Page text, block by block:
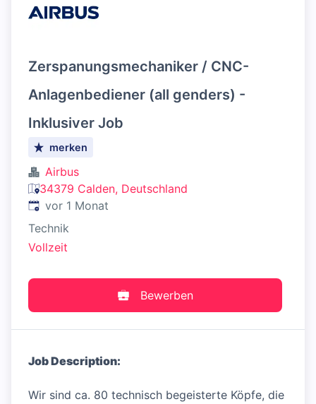
Zerspanungsmechaniker / CNC-
Anlagenbediener (all genders) -
Inklusiver Job
merken
Airbus
34379 Calden, Deutschland
Veröffentlicht:
vor 1 Monat
Technik
Vollzeit
Bewerben
Job Description:
Wir sind ca. 80 technisch begeisterte Köpfe, die